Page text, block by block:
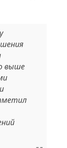
выше